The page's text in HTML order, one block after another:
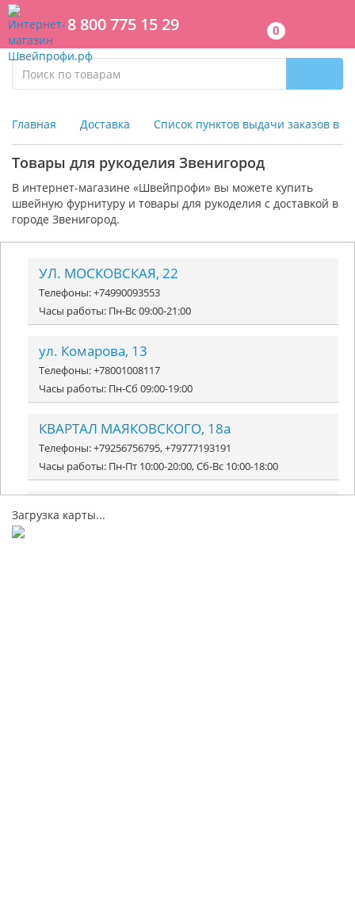
8 800 775 15 29 0
Главная Доставка Список пунктов выдачи заказов в
Товары для рукоделия Звенигород
В интернет-магазине «Швейпрофи» вы можете купить
швейную фурнитуру и товары для рукоделия с доставкой в
городе Звенигород.
УЛ. МОСКОВСКАЯ, 22
Телефоны: +74990093553
Часы работы: Пн-Вс 09:00-21:00
ул. Комарова, 13
Телефоны: +78001008117
Часы работы: Пн-Сб 09:00-19:00
КВАРТАЛ МАЯКОВСКОГО, 18а
Телефоны: +79256756795, +79777193191
Часы работы: Пн-Пт 10:00-20:00, Сб-Вс 10:00-18:00
Телефоны: +74990093553
Загрузка карты...